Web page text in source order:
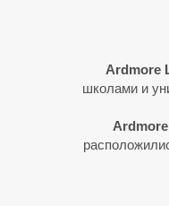
Ardmore
школами и